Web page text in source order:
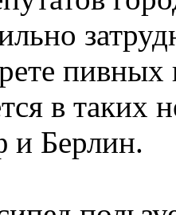
пивных
в таких
и Берлин.